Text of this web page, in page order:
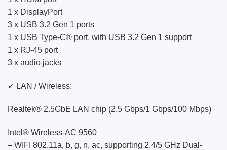
1 x DisplayPort
3 x USB 3.2 Gen 1 ports
1 x USB Type-C® port, with USB 3.2 Gen 1 support
1 x RJ-45 port
3 x audio jacks
✓ LAN / Wireless:
Realtek® 2.5GbE LAN chip (2.5 Gbps/1 Gbps/100 Mbps)
Intel® Wireless-AC 9560
– WIFI 802.11a, b, g, n, ac, supporting 2.4/5 GHz Dual-